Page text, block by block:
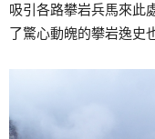
吸引各路攀岩兵馬來此
了驚心動魄的攀岩逸史